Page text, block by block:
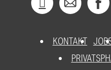
KONTAKT